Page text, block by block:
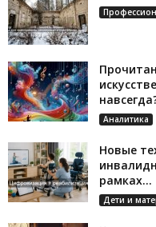
Аналитика
Новые
рамках...
Дети и